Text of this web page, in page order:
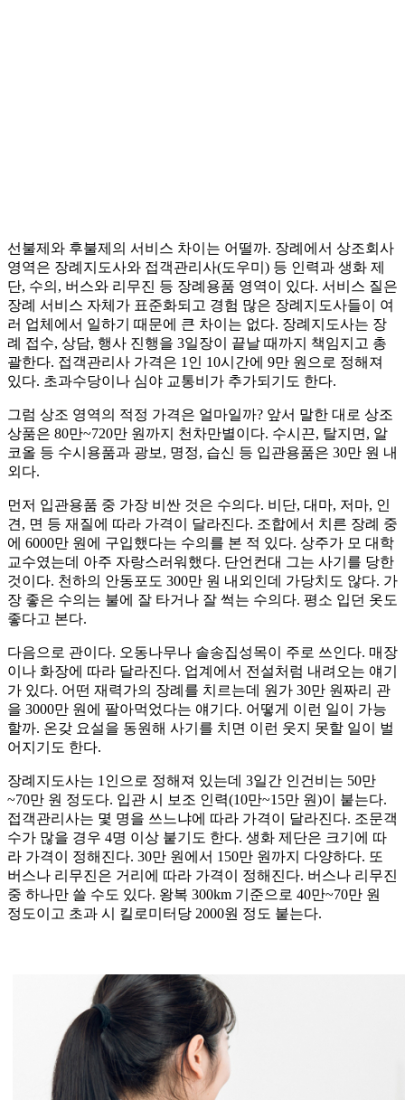
선불제와 후불제의 서비스 차이는 어떨까. 장례에서 상조회사
영역은 장례지도사와 접객관리사(도우미) 등 인력과 생화 제
단, 수의, 버스와 리무진 등 장례용품 영역이 있다. 서비스 질은
장례 서비스 자체가 표준화되고 경험 많은 장례지도사들이 여
러 업체에서 일하기 때문에 큰 차이는 없다. 장례지도사는 장
례 접수, 상담, 행사 진행을 3일장이 끝날 때까지 책임지고 총
괄한다. 접객관리사 가격은 1인 10시간에 9만 원으로 정해져
있다. 초과수당이나 심야 교통비가 추가되기도 한다.
그럼 상조 영역의 적정 가격은 얼마일까? 앞서 말한 대로 상조
상품은 80만~720만 원까지 천차만별이다. 수시끈, 탈지면, 알
코올 등 수시용품과 광보, 명정, 습신 등 입관용품은 30만 원 내
외다.
먼저 입관용품 중 가장 비싼 것은 수의다. 비단, 대마, 저마, 인
견, 면 등 재질에 따라 가격이 달라진다. 조합에서 치른 장례 중
에 6000만 원에 구입했다는 수의를 본 적 있다. 상주가 모 대학
교수였는데 아주 자랑스러워했다. 단언컨대 그는 사기를 당한
것이다. 천하의 안동포도 300만 원 내외인데 가당치도 않다. 가
장 좋은 수의는 불에 잘 타거나 잘 썩는 수의다. 평소 입던 옷도
좋다고 본다.
다음으로 관이다. 오동나무나 솔송집성목이 주로 쓰인다. 매장
이나 화장에 따라 달라진다. 업계에서 전설처럼 내려오는 얘기
가 있다. 어떤 재력가의 장례를 치르는데 원가 30만 원짜리 관
을 3000만 원에 팔아먹었다는 얘기다. 어떻게 이런 일이 가능
할까. 온갖 요설을 동원해 사기를 치면 이런 웃지 못할 일이 벌
어지기도 한다.
장례지도사는 1인으로 정해져 있는데 3일간 인건비는 50만
~70만 원 정도다. 입관 시 보조 인력(10만~15만 원)이 붙는다.
접객관리사는 몇 명을 쓰느냐에 따라 가격이 달라진다. 조문객
수가 많을 경우 4명 이상 붙기도 한다. 생화 제단은 크기에 따
라 가격이 정해진다. 30만 원에서 150만 원까지 다양하다. 또
버스나 리무진은 거리에 따라 가격이 정해진다. 버스나 리무진
중 하나만 쓸 수도 있다. 왕복 300km 기준으로 40만~70만 원
정도이고 초과 시 킬로미터당 2000원 정도 붙는다.